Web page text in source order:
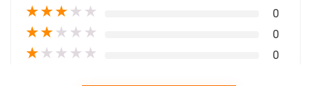
★★★ ★ ★ 0
★★ ★ ★ ★ 0
★ ★ ★ ★ ★ 0